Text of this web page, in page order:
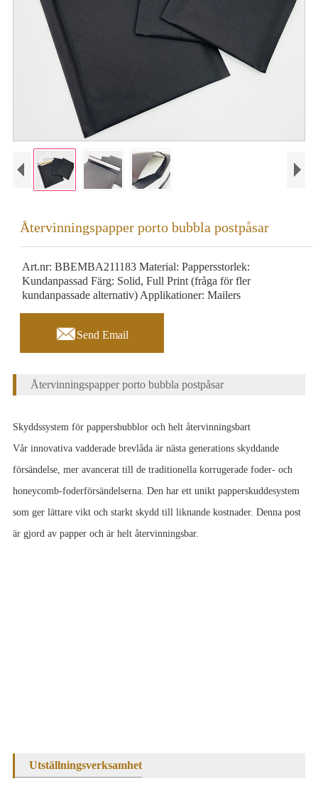
Återvinningspapper porto bubbla postpåsar
Art.nr: BBEMBA211183 Material: Pappersstorlek:
Kundanpassad Färg: Solid, Full Print (fråga för fler
kundanpassade alternativ) Applikationer: Mailers
Send Email
Återvinningspapper porto bubbla postpåsar
Skyddssystem för pappersbubblor och helt återvinningsbart
Vår innovativa vadderade brevlåda är nästa generations skyddande
försändelse, mer avancerat till de traditionella korrugerade foder- och
honeycomb-foderförsändelserna. Den har ett unikt papperskuddesystem
som ger lättare vikt och starkt skydd till liknande kostnader. Denna post
är gjord av papper och är helt återvinningsbar.
Utställningsverksamhet